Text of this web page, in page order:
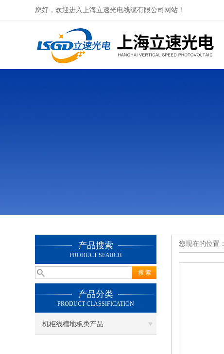
您好，欢迎进入上海立速光电线缆有限公司网站！
产品搜索
PRODUCT SEARCH
产品分类
PRODUCT CLASSIFICATION
机柜线槽地板类产品
您现在的位置：